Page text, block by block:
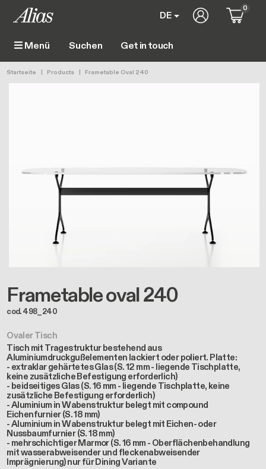
Menü Main navigation
Get in touch
DE User account
0
Pfadnavigation
Startseite Products Frametable Oval 240
Frametable oval 240
cod. 498_240
Ovaler Tisch
Tisch mit Tragestruktur bestehend aus
Aluminiumdruckgußelementen lackiert oder poliert. Platte:
- extraklar gehärtetes Glas (S. 12 mm - liegende Tischplatte,
keine zusätzliche Befestigung erforderlich)
- beidseitiges Glas (S. 16 mm - liegende Tischplatte, keine
zusätzliche Befestigung erforderlich)
- Aluminium in Wabenstruktur belegt mit compound
Eichenfurnier (S. 18 mm)
- Aluminium in Wabenstruktur belegt mit Eichen- oder
Nussbaumfurnier (S. 18 mm)
- mehrschichtiger Marmor (S. 16 mm - Oberflächenbehandlung
mit wasserabweisender und fleckenabweisender
Imprägnierung) nur für Dining Variante